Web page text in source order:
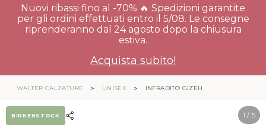
Nuovi ribassi fino al -70% 🔥 Spedizioni garantite
per gli ordini effettuati entro il 5/08. Le consegne
riprenderanno dal 24 agosto dopo la chiusura
estiva.
Acquista subito!
WALTER CALZATURE UNISEX INFRADITO GIZEH
1 / 5
BIRKENSTOCK